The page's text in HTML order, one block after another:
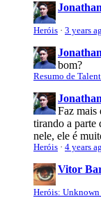
Jonathan
Heróis · 3 years
Jonathan
bom?
Resumo de
Jonathan
Faz mais
tirando a parte
nele, ele é
Heróis · 4 years
Vitor
Heróis: Unknown